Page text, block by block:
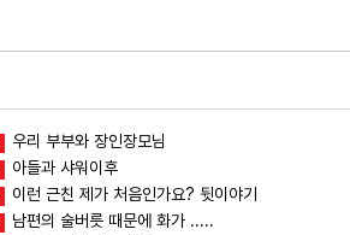
우리 부부와 장인장모님
아들과 샤워이후
이런 근친 제가 처음인가요? 뒷이야기
남편의 술버릇 때문에 화가 .....